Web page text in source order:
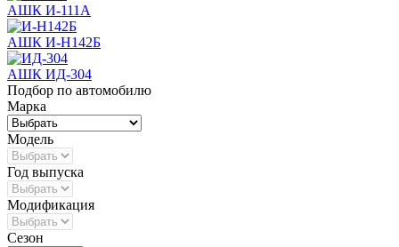
АШК И-111А
АШК И-Н142Б
АШК ИД-304
Подбор по автомобилю
Марка
Модель
Год выпуска
Модификация
Сезон